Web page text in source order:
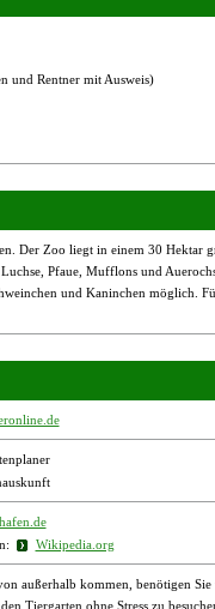
und Rentner mit Ausweis)
Der Zoo liegt in einem 30 Hektar
Pfaue, Mufflons und
und Kaninchen möglich.
Wikipedia.org
außerhalb kommen, benötigen
Tiergarten ohne Stress zu